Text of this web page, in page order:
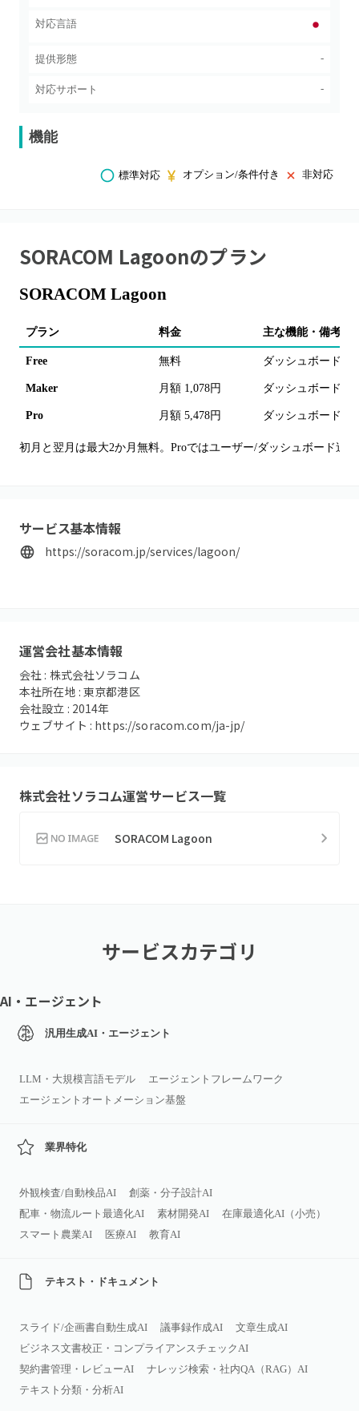
対応言語
提供形態 -
対応サポート -
機能
標準対応 オプション/条件付き 非対応
SORACOM Lagoonのプラン
SORACOM Lagoon
プラン 料金 主な機能・備考
Free 無料 ダッシュボード1
Maker 月額 1,078円 ダッシュボード3
Pro 月額 5,478円 ダッシュボード5
初月と翌月は最大2か月無料。Proではユーザー/ダッシュボード追
サービス基本情報
https://soracom.jp/services/lagoon/
運営会社基本情報
会社 : 株式会社ソラコム
本社所在地 :東京都港区
会社設立 : 2014年
ウェブサイト : https://soracom.com/ja-jp/
株式会社ソラコム運営サービス一覧
SORACOM Lagoon
サービスカテゴリ
AI・エージェント
汎用生成AI・エージェント
LLM・大規模言語モデル
エージェントフレームワーク
エージェントオートメーション基盤
業界特化
外観検査/自動検品AI
創薬・分子設計AI
配車・物流ルート最適化AI
素材開発AI
在庫最適化AI（小売）
スマート農業AI
医療AI 教育AI
テキスト・ドキュメント
スライド/企画書自動生成AI 議事録作成AI
文章生成AI
ビジネス文書校正・コンプライアンスチェックAI
契約書管理・レビューAI
ナレッジ検索・社内QA（RAG）AI
テキスト分類・分析AI